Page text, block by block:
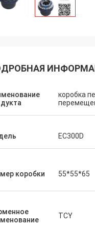
коробка
EC300D
коробки 55*55*65
TCY